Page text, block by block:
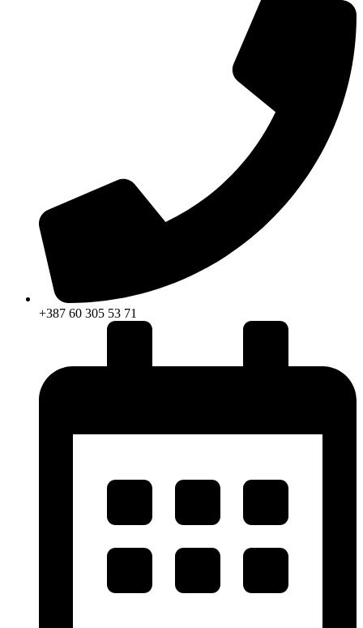
+387 60 305 53 71